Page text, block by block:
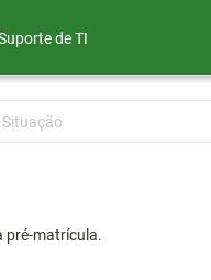
de TI
pré-matrícula.